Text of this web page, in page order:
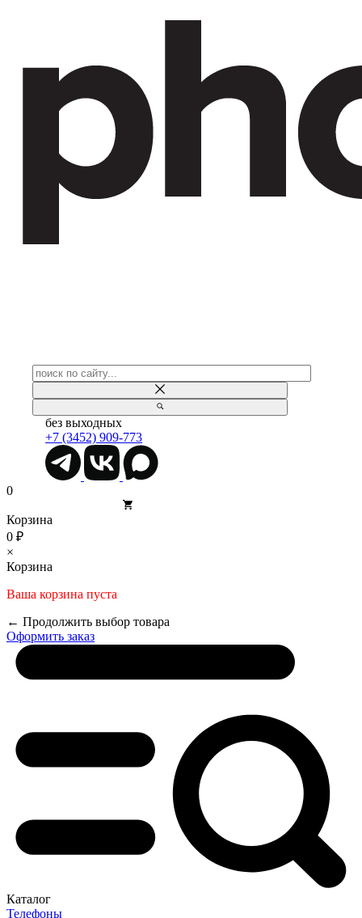
без выходных
+7 (3452) 909-773
0
Корзина
0 ₽
×
Корзина
Ваша корзина пуста
← Продолжить выбор товара
Оформить заказ
Каталог
Телефоны